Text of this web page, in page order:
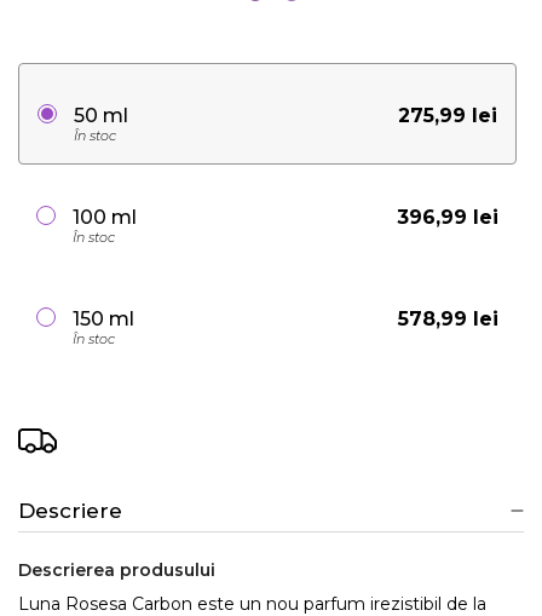
275,99 lei
50 ml
În stoc
396,99 lei
100 ml
În stoc
578,99 lei
150 ml
În stoc
Descriere
Descrierea produsului
Luna Rosesa Carbon este un nou parfum irezistibil de la